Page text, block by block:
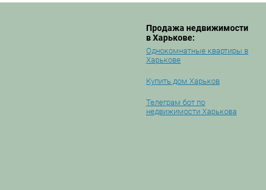
Продажа недвижимости
в Харькове:
Однокомнатные квартиры в
Харькове
Купить дом Харьков
Телеграм бот по
недвижимости Харькова